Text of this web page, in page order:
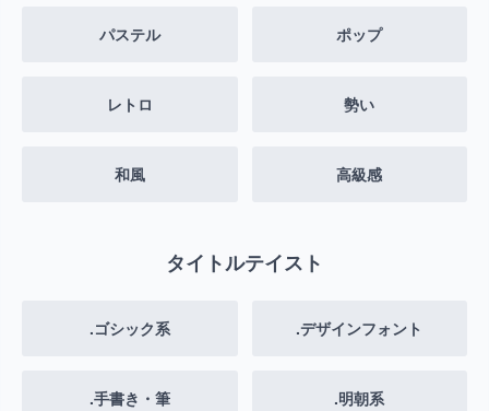
パステル ポップ
レトロ 勢い
和風 高級感
タイトルテイスト
.ゴシック系 .デザインフォント
.手書き・筆 .明朝系